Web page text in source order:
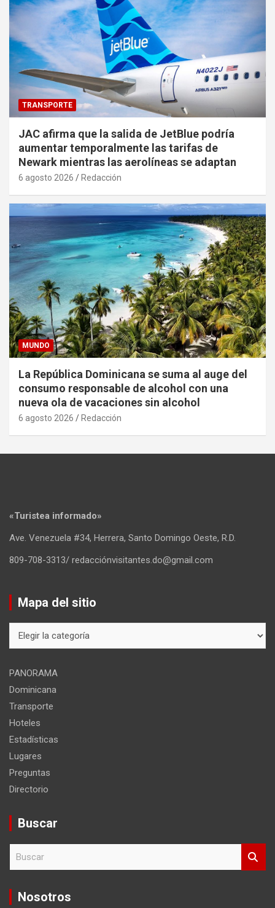
TRANSPORTE
JAC afirma que la salida de JetBlue podría
aumentar temporalmente las tarifas de
Newark mientras las aerolíneas se adaptan
6 agosto 2026 Redacción
MUNDO
La República Dominicana se suma al auge del
consumo responsable de alcohol con una
nueva ola de vacaciones sin alcohol
6 agosto 2026 Redacción
«Turistea informado»
Ave. Venezuela #34, Herrera, Santo Domingo Oeste, R.D.
809-708-3313/ redacciónvisitantes.do@gmail.com
Mapa del sitio
del
PANORAMA
Dominicana
Transporte
Hoteles
Estadísticas
Lugares
Preguntas
Directorio
Buscar
c
Nosotros